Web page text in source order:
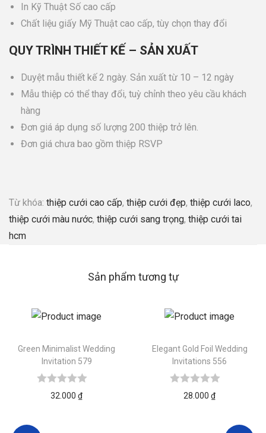
In Kỹ Thuật Số cao cấp
Chất liệu giấy Mỹ Thuật cao cấp, tùy chọn thay đổi
QUY TRÌNH THIẾT KẾ – SẢN XUẤT
Duyệt mẫu thiết kế 2 ngày. Sản xuất từ 10 – 12 ngày
Mẫu thiệp có thể thay đổi, tuỳ chỉnh theo yêu cầu khách
hàng
Đơn giá áp dụng số lượng 200 thiệp trở lên.
Đơn giá chưa bao gồm thiệp RSVP
Từ khóa: thiệp cưới cao cấp, thiệp cưới đẹp, thiệp cưới laco,
thiệp cưới màu nước, thiệp cưới sang trọng, thiệp cưới tai
hcm
Sản phẩm tương tự
Green Minimalist Wedding
Invitation 579
32.000 ₫
Elegant Gold Foil Wedding
Invitations 556
28.000 ₫